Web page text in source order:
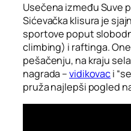
Usečena između Suve
Sićevačka klisura je
sportove poput
climbing) i raftinga.
pešačenju, na kraju
nagrada –vidikovaci
pruža najlepši pogled